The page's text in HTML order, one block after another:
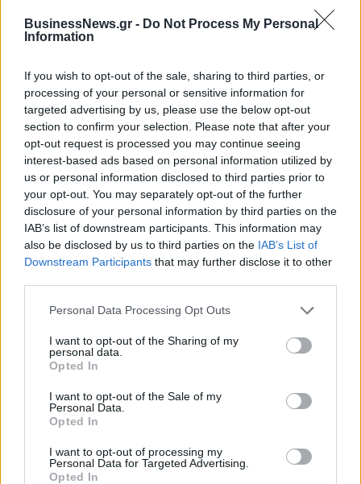
BusinessNews.gr - Do Not Process My Personal
Information
If you wish to opt-out of the sale, sharing to third parties, or
processing of your personal or sensitive information for
targeted advertising by us, please use the below opt-out
section to confirm your selection. Please note that after your
opt-out request is processed you may continue seeing
interest-based ads based on personal information utilized by
us or personal information disclosed to third parties prior to
your opt-out. You may separately opt-out of the further
disclosure of your personal information by third parties on the
IAB’s list of downstream participants. This information may
also be disclosed by us to third parties on the IAB’s List of
Downstream Participants that may further disclose it to other
Personal Data Processing Opt Outs
I want to opt-out of the Sharing of my
personal data.
Opted In
I want to opt-out of the Sale of my
Personal Data.
Opted In
I want to opt-out of processing my
Personal Data for Targeted Advertising.
Opted In
Ελληνική Αναπτυξιακή Τράπεζα:
Με «προίκα» 2 δισ. ευρώ
ανοίγει δρόμο για δάνεια έως 5
δισ. σε μικρομεσαίες
Υπ. Μεταφορών: Οριστική λύση
στο ζήτημα των πινακίδων
κυκλοφορίας - Τέλος στις
χρονοβόρες διαδικασίες
Η Chery επενδύει 75 εκατ. δολάρια στην KG Mobility
Το FIAT 500 Hybrid τώρα από
Ατρόμητος και Novibet
συνεργασίας τους μέχρι το
2028
18η συνεχόμενη χρονιά για τον ΟΤΕ στη διεθνή σειρά δεικτών
FTSE4Good
Alpha Bank: Για πρώτη φορά το Αρχαίο Θέατρο Επιδαύρου άνοιξε τις